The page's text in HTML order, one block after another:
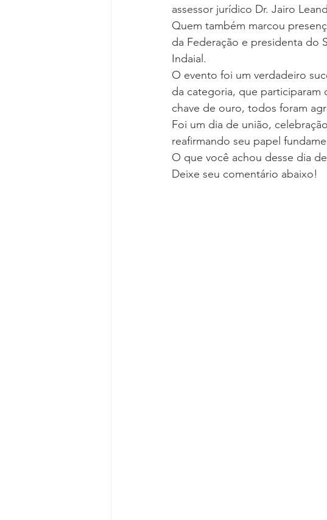
assessor jurídico Dr. Jairo
Quem também marcou
da Federação e presidenta do
Indaial.
O evento foi um verdadeiro
da categoria, que participaram
chave de ouro, todos foram
Foi um dia de união,
reafirmando seu papel
O que você achou desse dia
Deixe seu comentário abaixo!